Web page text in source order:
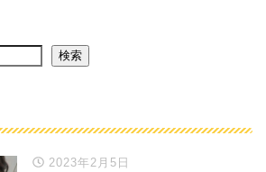
検索
2023年2月5日